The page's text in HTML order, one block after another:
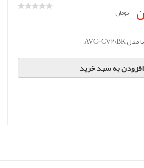
تومان
افزودن به سبد خرید